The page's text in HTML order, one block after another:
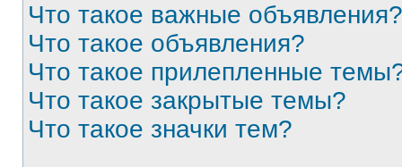
Что такое важные объявления?
Что такое объявления?
Что такое прилепленные
Что такое закрытые темы?
Что такое значки тем?